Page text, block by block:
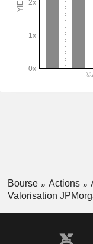
Bourse Actions
Valorisation